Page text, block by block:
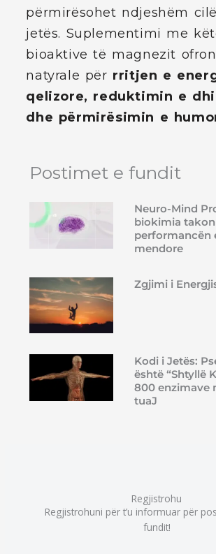
përmirësohet ndjeshëm
jetës. Suplementimi me
bioaktive të magnezit
natyrale për rritjen e
qelizore, reduktimin e
dhe përmirësimin e
Postimet e fundit
Neuro-Mind
biokimia takon
performancën
mendore
Zgjimi i
Kodi i Jetës:
është “Shtyllë
800 enzimave
tuaJ
Regjistrohu
Regjistrohuni për t’u informuar për
fundit!